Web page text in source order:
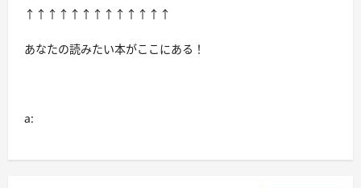
↑↑↑↑↑↑↑↑↑↑↑↑↑
あなたの読みたい本がここにある！
a: